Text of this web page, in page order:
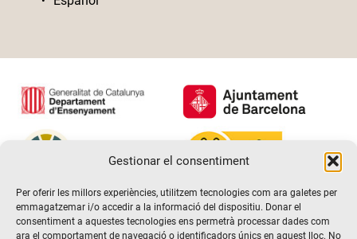
Gestionar el consentiment
Per oferir les millors experiències, utilitzem tecnologies com ara galetes per
emmagatzemar i/o accedir a la informació del dispositiu. Donar el
consentiment a aquestes tecnologies ens permetrà processar dades com
ara el comportament de navegació o identificadors únics en aquest lloc. No